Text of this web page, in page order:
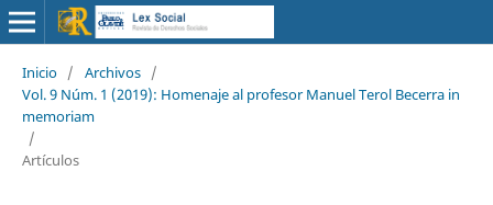
Inicio / Archivos /
Vol. 9 Núm. 1 (2019): Homenaje al profesor Manuel Terol Becerra in
memoriam
/
Artículos